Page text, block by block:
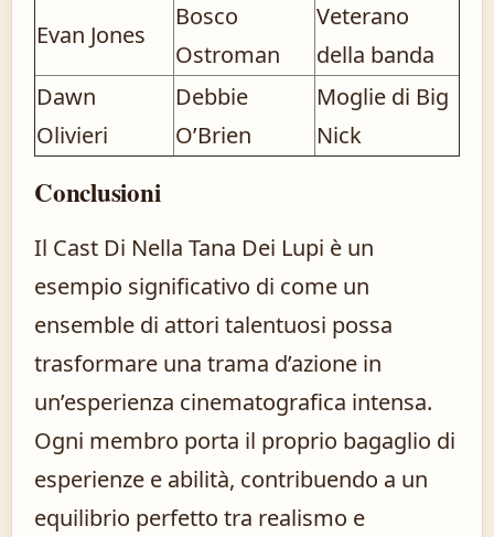
Evan Jones
Bosco
Ostroman
Veterano
della banda
Dawn
Olivieri
Debbie
O’Brien
Moglie di Big
Nick
Conclusioni
Il Cast Di Nella Tana Dei Lupi è un
esempio significativo di come un
ensemble di attori talentuosi possa
trasformare una trama d’azione in
un’esperienza cinematografica intensa.
Ogni membro porta il proprio bagaglio di
esperienze e abilità, contribuendo a un
equilibrio perfetto tra realismo e